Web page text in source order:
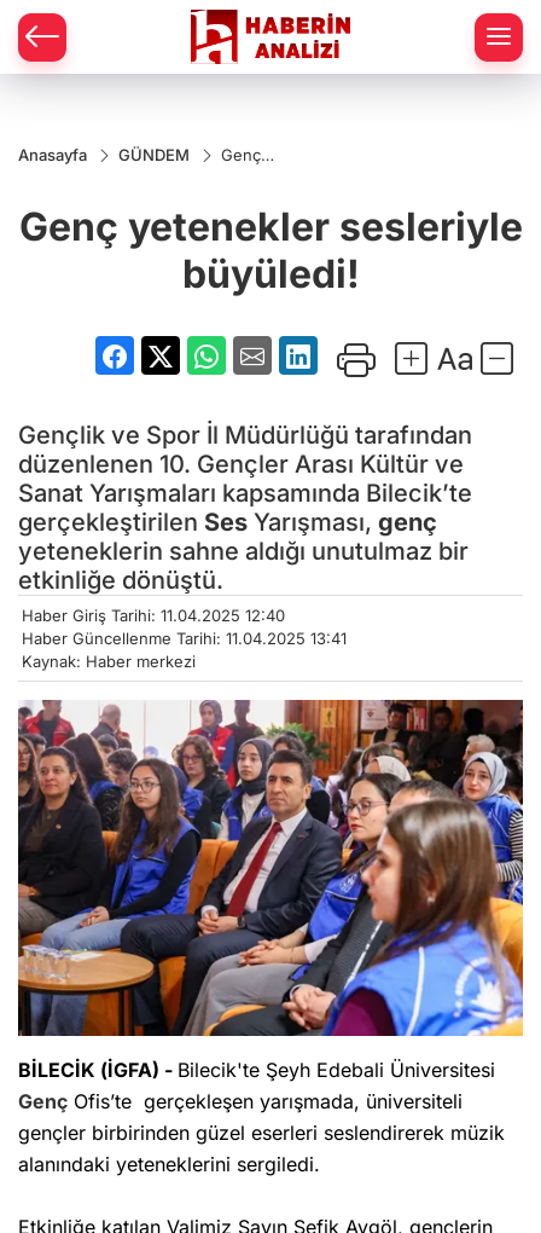
Anasayfa GÜNDEM
Genç
büyüledi!
Genç yetenekler sesleriyle
büyüledi!
Gençlik ve Spor İl Müdürlüğü tarafından
düzenlenen 10. Gençler Arası Kültür ve
Sanat Yarışmaları kapsamında Bilecik’te
gerçekleştirilen Ses Yarışması, genç
yeteneklerin sahne aldığı unutulmaz bir
etkinliğe dönüştü.
Haber Giriş Tarihi: 11.04.2025 12:40
Haber Güncellenme Tarihi: 11.04.2025 13:41
Kaynak: Haber merkezi
BİLECİK (İGFA) - Bilecik'te Şeyh Edebali Üniversitesi
Genç Ofis’te gerçekleşen yarışmada, üniversiteli
gençler birbirinden güzel eserleri seslendirerek müzik
alanındaki yeteneklerini sergiledi.
Etkinliğe katılan Valimiz Sayın Şefik Aygöl, gençlerin